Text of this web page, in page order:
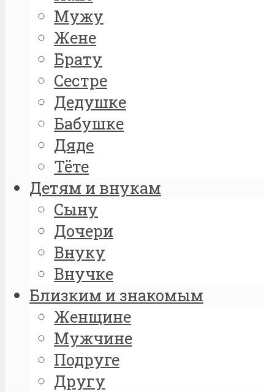
Мужу
Жене
Брату
Сестре
Дедушке
Бабушке
Дяде
Тёте
Детям и внукам
Сыну
Дочери
Внуку
Внучке
Близким и знакомым
Женщине
Мужчине
Подруге
Другу